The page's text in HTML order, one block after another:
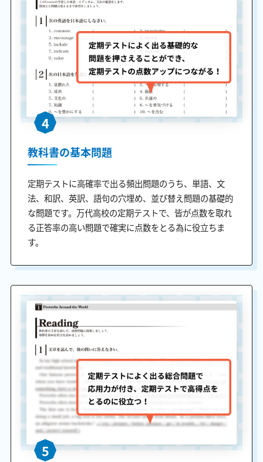
4
教科書の基本問題
定期テストに高確率で出る頻出問題のうち、単語、文
法、和訳、英訳、語句の穴埋め、並び替え問題の基礎的
な問題です。万代高校の定期テストで、皆が点数を取れ
る正答率の高い問題で確実に点数をとる為に役立ちま
す。
5